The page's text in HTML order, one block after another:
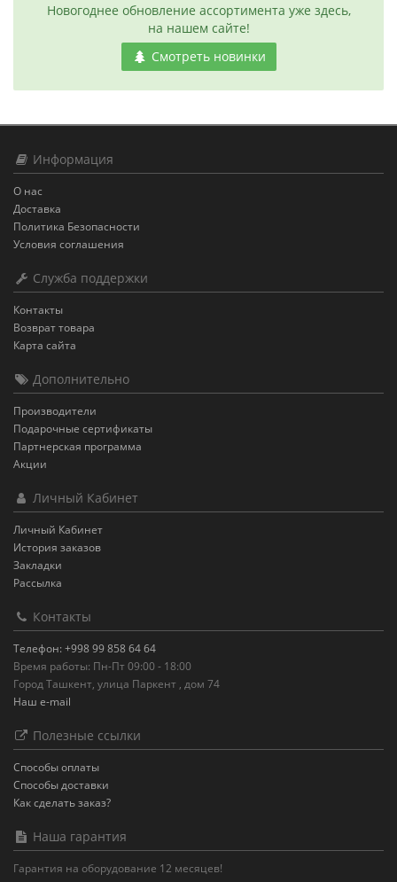
Новогоднее обновление ассортимента уже здесь,
на нашем сайте!
Смотреть новинки
Информация
О нас
Доставка
Политика Безопасности
Условия соглашения
Служба поддержки
Контакты
Возврат товара
Карта сайта
Дополнительно
Производители
Подарочные сертификаты
Партнерская программа
Акции
Личный Кабинет
Личный Кабинет
История заказов
Закладки
Рассылка
Контакты
Телефон: +998 99 858 64 64
Время работы: Пн-Пт 09:00 - 18:00
Город Ташкент, улица Паркент , дом 74
Наш e-mail
Полезные ссылки
Способы оплаты
Способы доставки
Как сделать заказ?
Наша гарантия
Гарантия на оборудование 12 месяцев!